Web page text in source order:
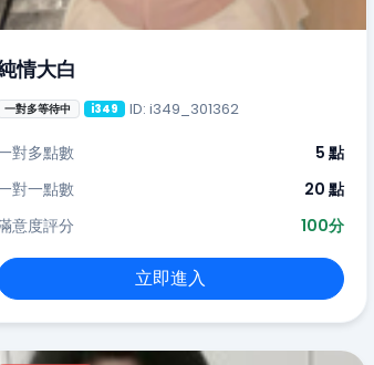
情大白
一對多等待中 i349 ID: i349_301362
對多點數
5 點
對一點數
20 點
意度評分
100分
立即進入